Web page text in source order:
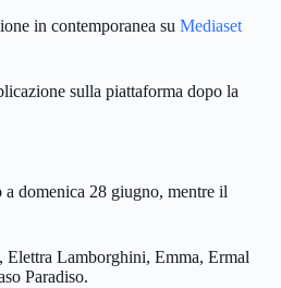
in contemporanea su Mediaset
sulla piattaforma dopo la
domenica 28 giugno, mentre il
Lamborghini, Emma, Ermal
Paradiso.